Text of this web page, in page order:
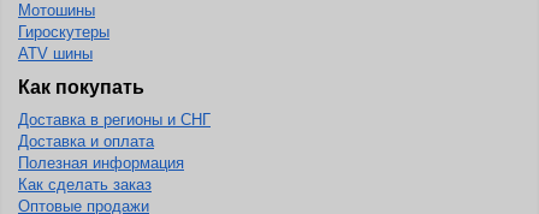
Мотошины
Гироскутеры
ATV шины
Как покупать
Доставка в регионы и СНГ
Доставка и оплата
Полезная информация
Как сделать заказ
Оптовые продажи